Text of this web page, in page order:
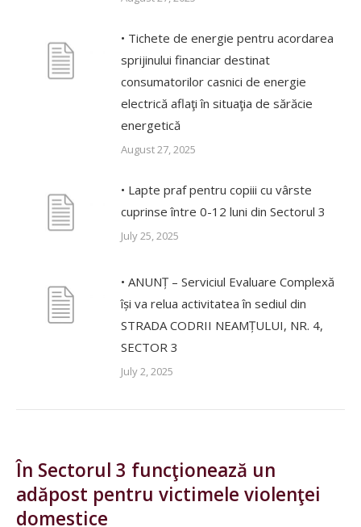
• Tichete de energie pentru acordarea
sprijinului financiar destinat
consumatorilor casnici de energie
electrică aflaţi în situaţia de sărăcie
energetică
August 27, 2025
• Lapte praf pentru copiii cu vârste
cuprinse între 0-12 luni din Sectorul 3
July 25, 2025
• ANUNȚ – Serviciul Evaluare Complexă
își va relua activitatea în sediul din
STRADA CODRII NEAMȚULUI, NR. 4,
SECTOR 3
July 2, 2025
În Sectorul 3 funcţionează un
adăpost pentru victimele violenţei
domestice